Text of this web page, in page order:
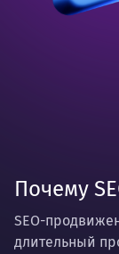
Почему
SEO-
длительный